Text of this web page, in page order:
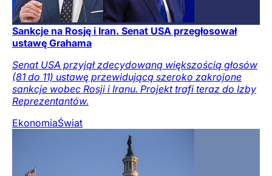
Sankcje na Rosję i Iran. Senat USA przegłosował
ustawę Grahama
Senat USA przyjął zdecydowaną większością głosów
(81 do 11) ustawę przewidującą szeroko zakrojone
sankcje wobec Rosji i Iranu. Projekt trafi teraz do Izby
Reprezentantów.
EkonomiaŚwiat